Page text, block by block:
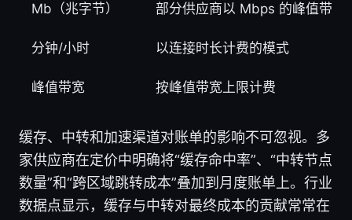
Mb（兆字节） 部分供应商以 Mbps 的峰值带宽
分钟/小时 以连接时长计费的模式
峰值带宽 按峰值带宽上限计费
缓存、中转和加速渠道对账单的影响不可忽视。多
家供应商在定价中明确将“缓存命中率”、“中转节点
数量”和“跨区域跳转成本”叠加到月度账单上。行业
数据点显示，缓存与中转对最终成本的贡献常常在